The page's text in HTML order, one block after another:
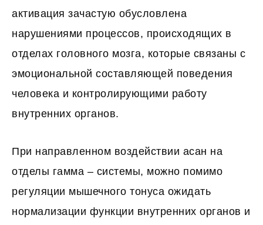
активация зачастую обусловлена
нарушениями процессов, происходящих в
отделах головного мозга, которые связаны с
эмоциональной составляющей поведения
человека и контролирующими работу
внутренних органов.
При направленном воздействии асан на
отделы гамма – системы, можно помимо
регуляции мышечного тонуса ожидать
нормализации функции внутренних органов и